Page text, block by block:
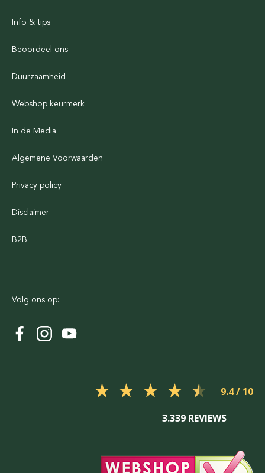
Info & tips
Beoordeel ons
Duurzaamheid
Webshop keurmerk
In de Media
Algemene Voorwaarden
Privacy policy
Disclaimer
B2B
Volg ons op:
9.4
3.339 REVIEWS